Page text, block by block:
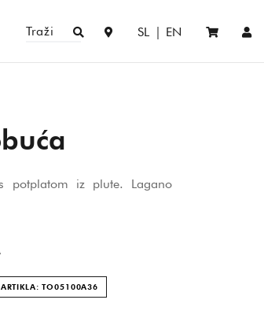
Traži SL | EN
potplatom iz plute. Lagano
ARTIKLA: TO05100A36